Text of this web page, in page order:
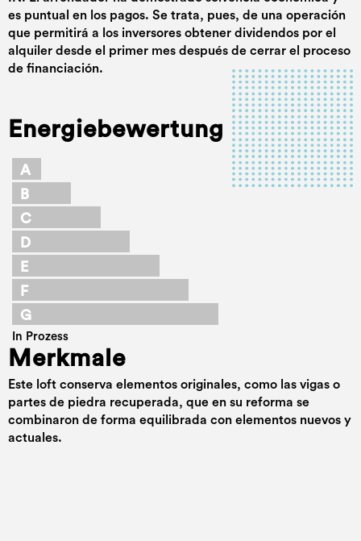
es puntual en los pagos. Se trata, pues, de una operación
que permitirá a los inversores obtener dividendos por el
alquiler desde el primer mes después de cerrar el proceso
de financiación.
Energiebewertung
A
B
C
D
E
F
G
In Prozess
Merkmale
Este loft conserva elementos originales, como las vigas o
partes de piedra recuperada, que en su reforma se
combinaron de forma equilibrada con elementos nuevos y
actuales.